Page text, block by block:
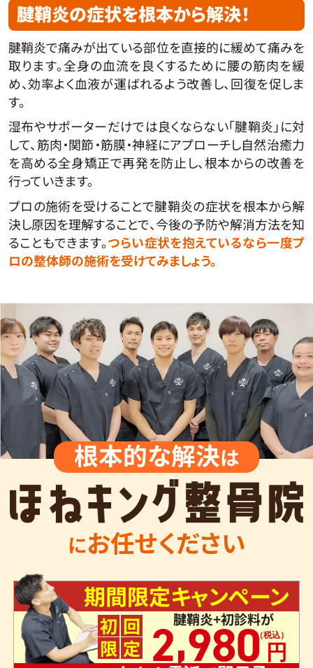
腱鞘炎の症状を根本から解決！
腱鞘炎で痛みが出ている部位を直接的に緩めて痛みを
取ります。全身の血流を良くするために腰の筋肉を緩
め、効率よく血液が運ばれるよう改善し、回復を促しま
す。
湿布やサポーターだけでは良くならない「腱鞘炎」に対
して、筋肉・関節・筋膜・神経にアプローチし自然治癒力
を高める全身矯正で再発を防止し、根本からの改善を
行っていきます。
プロの施術を受けることで腱鞘炎の症状を根本から解
決し原因を理解することで、今後の予防や解消方法を知
ることもできます。つらい症状を抱えているなら一度プ
ロの整体師の施術を受けてみましょう。
根本的な解決は
にお任せください
期間限定キャンペーン
初 回
限 定
腱鞘炎+初診料が
2,980